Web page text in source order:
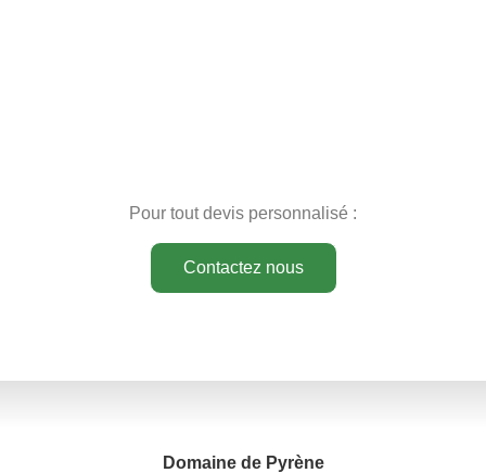
Pour tout devis personnalisé :
Contactez nous
Domaine de Pyrène